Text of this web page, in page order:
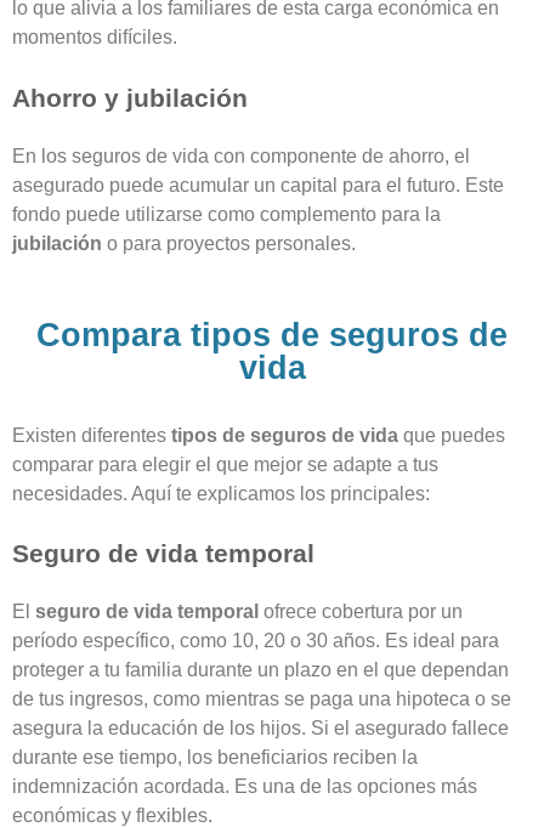
lo que alivia a los familiares de esta carga económica en
momentos difíciles.
Ahorro y jubilación
En los seguros de vida con componente de ahorro, el
asegurado puede acumular un capital para el futuro. Este
fondo puede utilizarse como complemento para la
jubilación o para proyectos personales.
Compara tipos de seguros de
vida
Existen diferentes tipos de seguros de vida que puedes
comparar para elegir el que mejor se adapte a tus
necesidades. Aquí te explicamos los principales:
Seguro de vida temporal
El seguro de vida temporal ofrece cobertura por un
período específico, como 10, 20 o 30 años. Es ideal para
proteger a tu familia durante un plazo en el que dependan
de tus ingresos, como mientras se paga una hipoteca o se
asegura la educación de los hijos. Si el asegurado fallece
durante ese tiempo, los beneficiarios reciben la
indemnización acordada. Es una de las opciones más
económicas y flexibles.